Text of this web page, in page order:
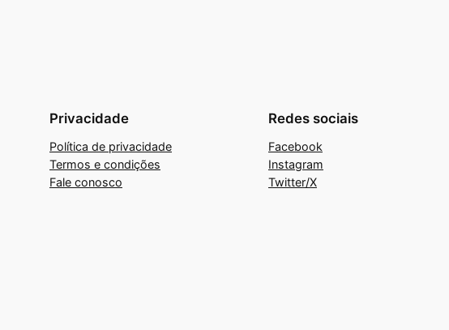
Privacidade
Política de privacidade
Termos e condições
Fale conosco
Redes sociais
Facebook
Instagram
Twitter/X